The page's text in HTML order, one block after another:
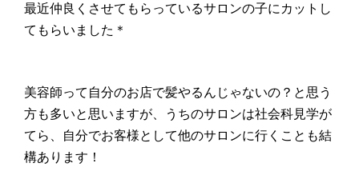
最近仲良くさせてもらっているサロンの子にカットし
てもらいました＊
美容師って自分のお店で髪やるんじゃないの？と思う
方も多いと思いますが、うちのサロンは社会科見学が
てら、自分でお客様として他のサロンに行くことも結
構あります！